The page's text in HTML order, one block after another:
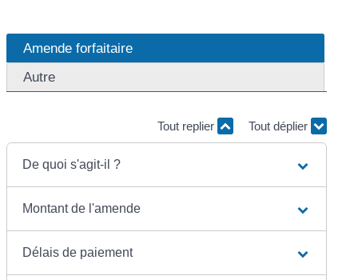
Amende forfaitaire
Autre
Tout replier Tout déplier
De quoi s'agit-il ?
Montant de l'amende
Délais de paiement